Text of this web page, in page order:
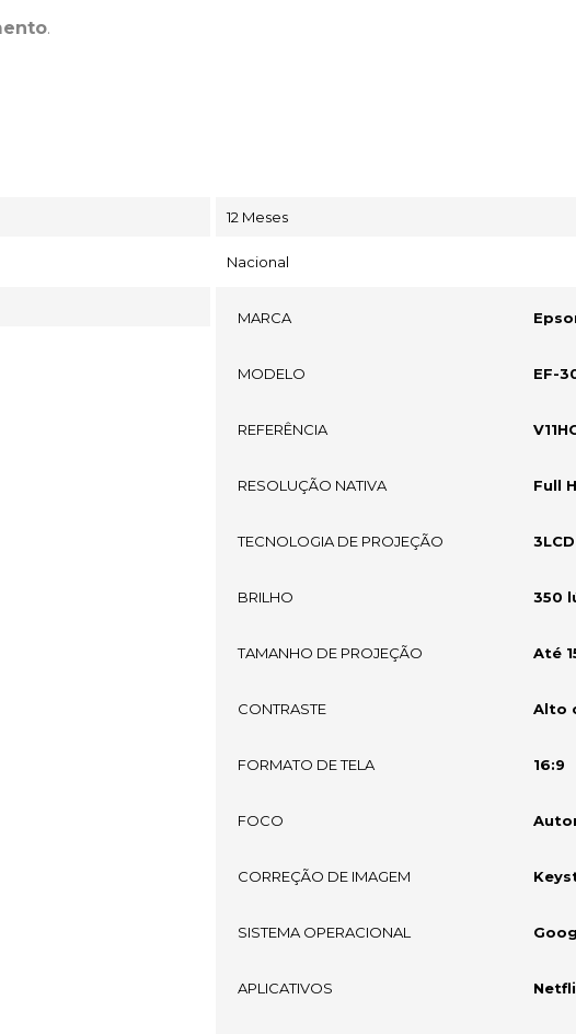
.
12 Meses
Nacional
MARCA
MODELO EF-
REFERÊNCIA
RESOLUÇÃO NATIVA Full
TECNOLOGIA DE PROJEÇÃO
BRILHO 350
TAMANHO DE PROJEÇÃO Até
CONTRASTE Alto
FORMATO DE TELA 16:9
FOCO
CORREÇÃO DE IMAGEM
SISTEMA OPERACIONAL
APLICATIVOS